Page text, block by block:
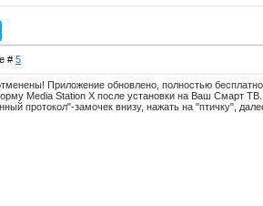
# 5
Приложение обновлено, полностью
Media Station X после установки на Ваш Смарт
протокол"-замочек внизу, нажать на "птичку",